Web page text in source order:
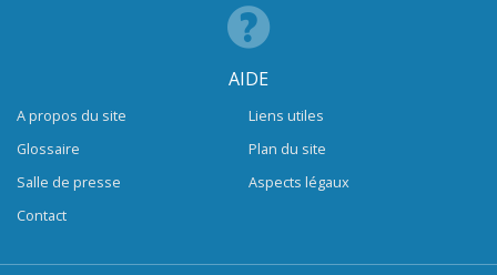
AIDE
A propos du site
Glossaire
Salle de presse
Contact
Liens utiles
Plan du site
Aspects légaux